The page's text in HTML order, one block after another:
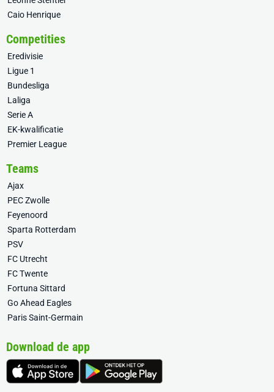
Caio Henrique
Competities
Eredivisie
Ligue 1
Bundesliga
Laliga
Serie A
EK-kwalificatie
Premier League
Teams
Ajax
PEC Zwolle
Feyenoord
Sparta Rotterdam
PSV
FC Utrecht
FC Twente
Fortuna Sittard
Go Ahead Eagles
Paris Saint-Germain
Download de app